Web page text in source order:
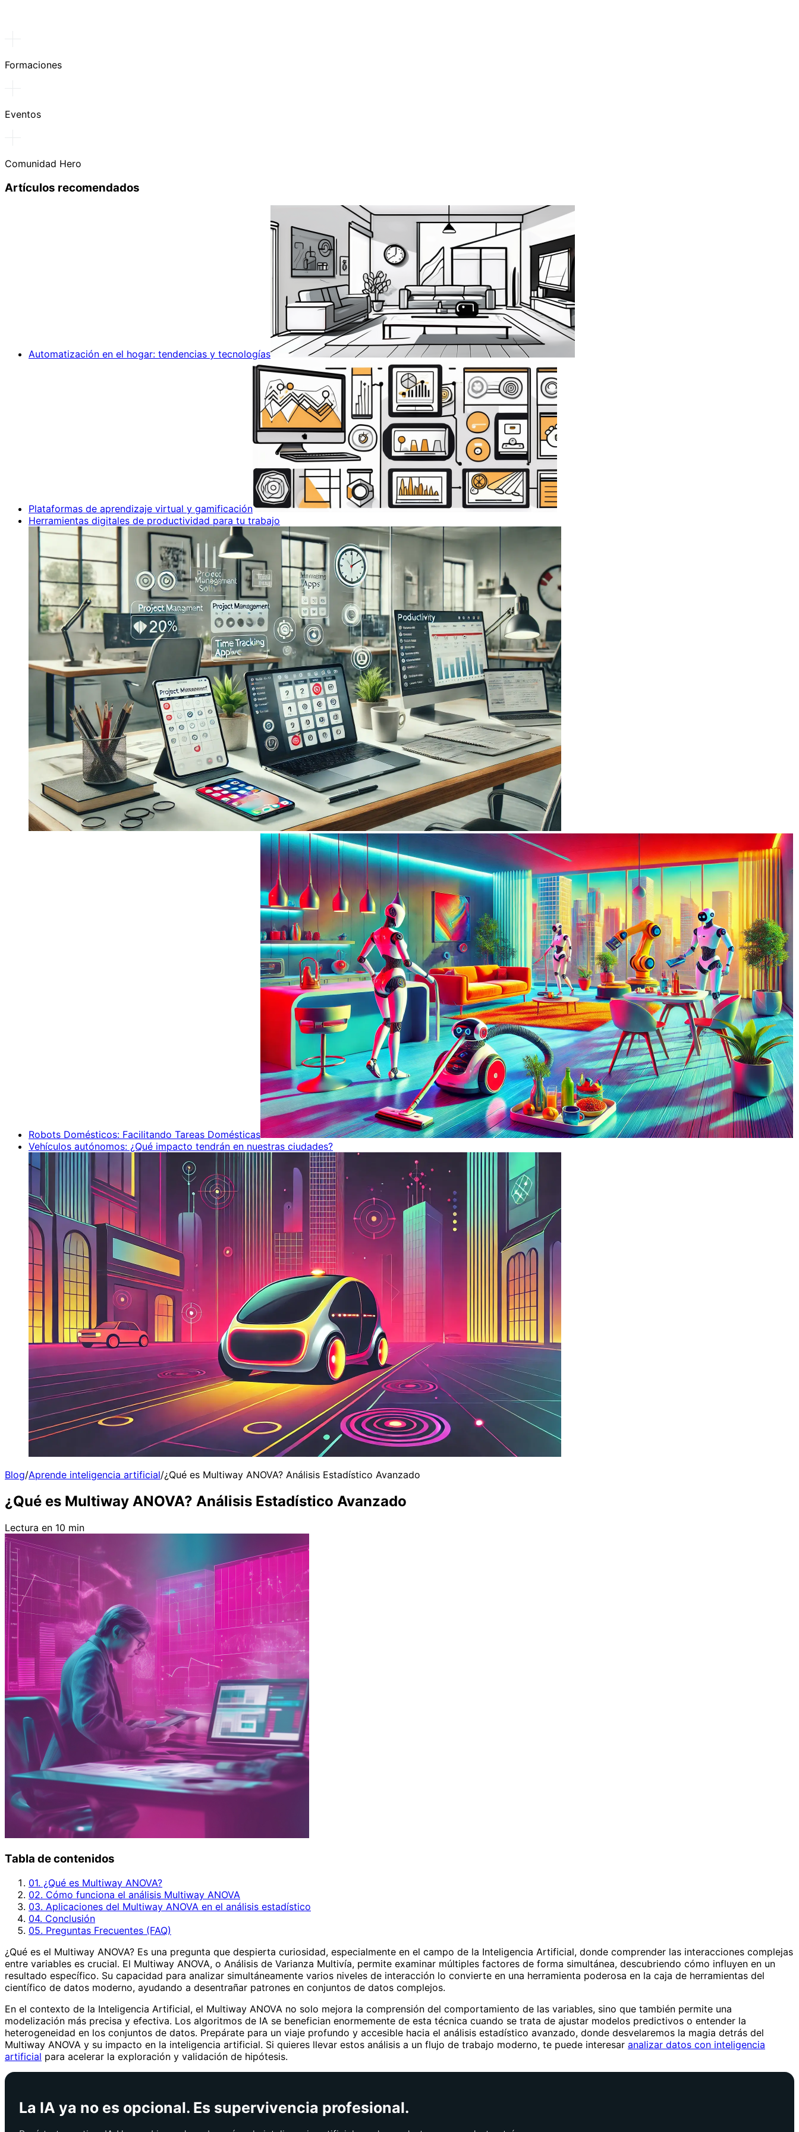
Formaciones
Eventos
Comunidad Hero
Artículos recomendados
Automatización en el hogar: tendencias y tecnologías
Plataformas de aprendizaje virtual y gamificación
Herramientas digitales de productividad para tu trabajo
Robots Domésticos: Facilitando Tareas Domésticas
Vehículos autónomos: ¿Qué impacto tendrán en nuestras ciudades?
Blog/Aprende inteligencia artificial/¿Qué es Multiway ANOVA? Análisis Estadístico Avanzado
¿Qué es Multiway ANOVA? Análisis Estadístico Avanzado
Lectura en 10 min
Tabla de contenidos
01. ¿Qué es Multiway ANOVA?
02. Cómo funciona el análisis Multiway ANOVA
03. Aplicaciones del Multiway ANOVA en el análisis estadístico
04. Conclusión
05. Preguntas Frecuentes (FAQ)
¿Qué es el Multiway ANOVA? Es una pregunta que despierta curiosidad, especialmente en el campo de la Inteligencia Artificial, donde comprender las interacciones complejas
entre variables es crucial. El Multiway ANOVA, o Análisis de Varianza Multivía, permite examinar múltiples factores de forma simultánea, descubriendo cómo influyen en un
resultado específico. Su capacidad para analizar simultáneamente varios niveles de interacción lo convierte en una herramienta poderosa en la caja de herramientas del
científico de datos moderno, ayudando a desentrañar patrones en conjuntos de datos complejos.
En el contexto de la Inteligencia Artificial, el Multiway ANOVA no solo mejora la comprensión del comportamiento de las variables, sino que también permite una
modelización más precisa y efectiva. Los algoritmos de IA se benefician enormemente de esta técnica cuando se trata de ajustar modelos predictivos o entender la
heterogeneidad en los conjuntos de datos. Prepárate para un viaje profundo y accesible hacia el análisis estadístico avanzado, donde desvelaremos la magia detrás del
Multiway ANOVA y su impacto en la inteligencia artificial. Si quieres llevar estos análisis a un flujo de trabajo moderno, te puede interesar analizar datos con inteligencia
artificial para acelerar la exploración y validación de hipótesis.
La IA ya no es opcional. Es supervivencia profesional.